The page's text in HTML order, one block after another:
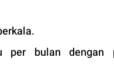
per bulan dengan